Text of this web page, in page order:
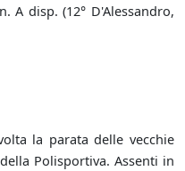
A disp. (12° D'Alessandro,
la parata delle vecchie
Polisportiva. Assenti in